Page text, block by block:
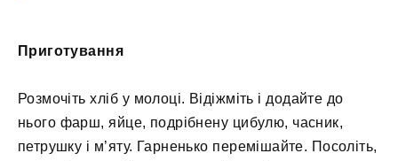
Приготування
Розмочіть хліб у молоці. Відіжміть і додайте до
нього фарш, яйце, подрібнену цибулю, часник,
петрушку і м’яту. Гарненько перемішайте. Посоліть,